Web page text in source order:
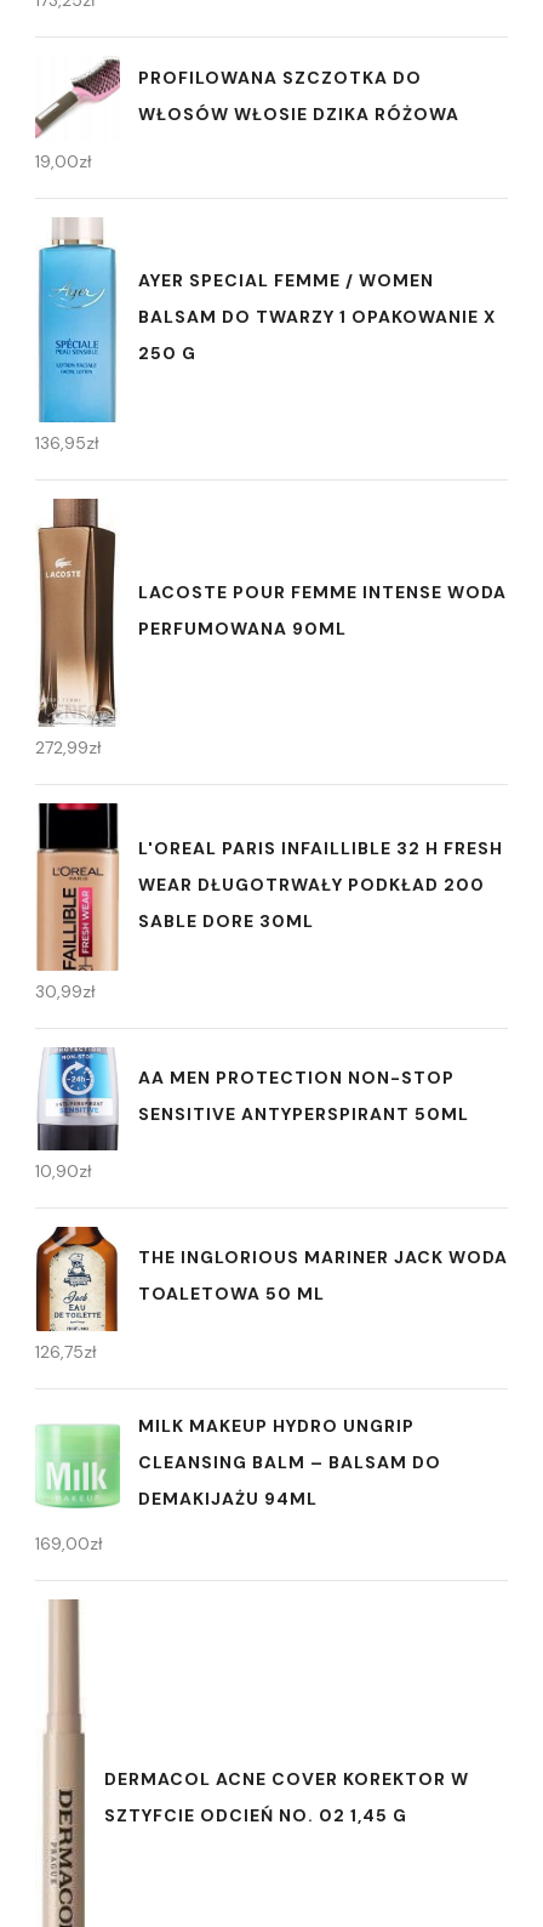
PROFILOWANA SZCZOTKA DO
WŁOSÓW WŁOSIE DZIKA RÓŻOWA
19,00zł
AYER SPECIAL FEMME / WOMEN
BALSAM DO TWARZY 1 OPAKOWANIE X
250 G
136,95zł
LACOSTE POUR FEMME INTENSE WODA
PERFUMOWANA 90ML
272,99zł
L'OREAL PARIS INFAILLIBLE 32 H FRESH
WEAR DŁUGOTRWAŁY PODKŁAD 200
SABLE DORE 30ML
30,99zł
AA MEN PROTECTION NON-STOP
SENSITIVE ANTYPERSPIRANT 50ML
10,90zł
THE INGLORIOUS MARINER JACK WODA
TOALETOWA 50 ML
126,75zł
MILK MAKEUP HYDRO UNGRIP
CLEANSING BALM – BALSAM DO
DEMAKIJAŻU 94ML
169,00zł
DERMACOL ACNE COVER KOREKTOR W
SZTYFCIE ODCIEŃ NO. 02 1,45 G